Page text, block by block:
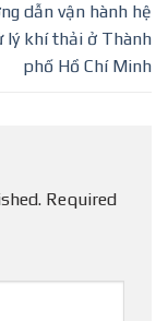
dẫn vận hành hệ
lý khí thải ở Thành
phố Hồ Chí Minh
Required